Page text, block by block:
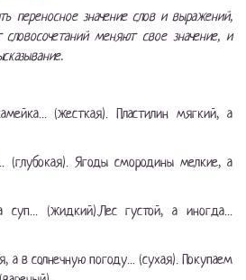
переносное значение слов и выражений,
меняют свое значение, и
(жесткая). Пластилин мягкий, а
(глубокая). Ягоды смородины мелкие, а
(жидкий).Лес густой, а иногда...
а в солнечную погоду... (сухая). Покупаем